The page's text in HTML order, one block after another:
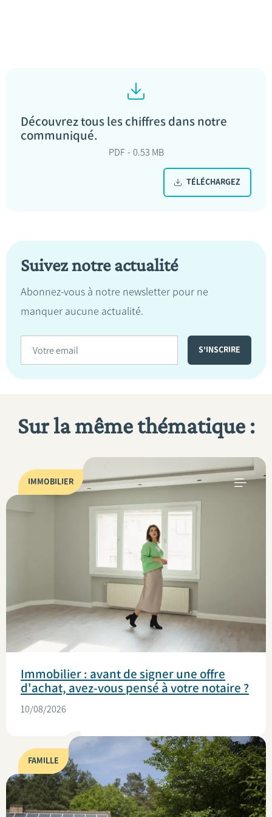
Découvrez tous les chiffres dans notre
communiqué.
PDF 0.53 MB
TÉLÉCHARGEZ
Suivez notre actualité
Abonnez-vous à notre newsletter pour ne
manquer aucune actualité.
Sur la même thématique :
IMMOBILIER
Immobilier : avant de signer une offre
d'achat, avez-vous pensé à votre notaire ?
10/08/2026
FAMILLE